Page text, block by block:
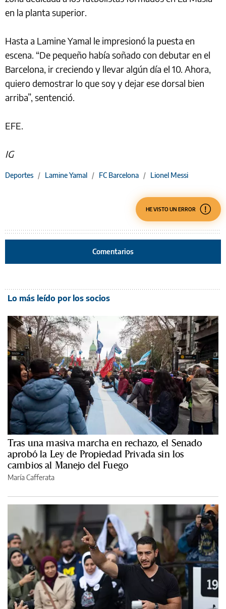
en la planta superior.
Hasta a Lamine Yamal le impresionó la puesta en
escena. “De pequeño había soñado con debutar en el
Barcelona, ir creciendo y llevar algún día el 10. Ahora,
quiero demostrar lo que soy y dejar ese dorsal bien
arriba”, sentenció.
EFE.
IG
Deportes / Lamine Yamal / FC Barcelona / Lionel Messi
HE VISTO UN ERROR
Comentarios
Lo más leído por los socios
Tras una masiva marcha en rechazo, el Senado
aprobó la Ley de Propiedad Privada sin los
cambios al Manejo del Fuego
María Cafferata